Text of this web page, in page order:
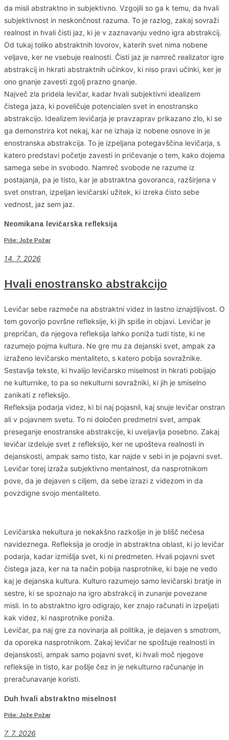
da misli abstraktno in subjektivno. Vzgojili so ga k temu, da hvali
subjektivnost in neskončnost razuma. To je razlog, zakaj sovraži
realnost in hvali čisti jaz, ki je v zaznavanju vedno igra abstrakcij.
Od tukaj toliko abstraktnih lovorov, katerih svet nima nobene
veljave, ker ne vsebuje realnosti. Čisti jaz je namreč realizator igre
abstrakcij in hkrati abstraktnih učinkov, ki niso pravi učinki, ker je
ono gnanje zavesti zgolj prazno gnanje.
Največ zla pridela levičar, kadar hvali subjektivni idealizem
čistega jaza, ki poveličuje potencialen svet in enostransko
abstrakcijo. Idealizem levičarja je pravzaprav prikazano zlo, ki se
ga demonstrira kot nekaj, kar ne izhaja iz nobene osnove in je
enostranska abstrakcija. To je izpeljana potegavščina levičarja, s
katero predstavi početje zavesti in pričevanje o tem, kako dojema
samega sebe in svobodo. Namreč svobode ne razume iz
postajanja, pa je tisto, kar je abstraktna govoranca, razširjena v
svet onstran, izpeljan levičarski užitek, ki izreka čisto sebe
vednost, jaz sem jaz.
Neomikana levičarska refleksija
Piše: Jože Požar
14. 7. 2026
Hvali enostransko abstrakcijo
Levičar sebe razmeče na abstraktni videz in lastno iznajdljivost. O
tem govorijo površne refleksije, ki jih spiše in objavi. Levičar je
prepričan, da njegova refleksija lahko poniža tudi tiste, ki ne
razumejo pojma kultura. Ne gre mu za dejanski svet, ampak za
izraženo levičarsko mentaliteto, s katero pobija sovražnike.
Sestavlja tekste, ki hvalijo levičarsko miselnost in hkrati pobijajo
ne kulturnike, to pa so nekulturni sovražniki, ki jih je smiselno
zanikati z refleksijo.
Refleksija podarja videz, ki bi naj pojasnil, kaj snuje levičar onstran
ali v pojavnem svetu. To ni določen predmetni svet, ampak
preseganje enostranske abstrakcije, ki uveljavlja posebno. Zakaj
levičar izdeluje svet z refleksijo, ker ne upošteva realnosti in
dejanskosti, ampak samo tisto, kar najde v sebi in je pojavni svet.
Levičar torej izraža subjektivno mentalnost, da nasprotnikom
pove, da je dejaven s ciljem, da sebe izrazi z videzom in da
povzdigne svojo mentaliteto.
Levičarska nekultura je nekakšno razkošje in je blišč nečesa
navideznega. Refleksija je orodje in abstraktna oblast, ki jo levičar
podarja, kadar izmišlja svet, ki ni predmeten. Hvali pojavni svet
čistega jaza, ker na ta način pobija nasprotnike, ki baje ne vedo
kaj je dejanska kultura. Kulturo razumejo samo levičarski bratje in
sestre, ki se spoznajo na igro abstrakcij in zunanje povezane
misli. In to abstraktno igro odigrajo, ker znajo računati in izpeljati
kak videz, ki nasprotnike poniža.
Levičar, pa naj gre za novinarja ali politika, je dejaven s smotrom,
da oporeka nasprotnikom. Zakaj levičar ne spoštuje realnosti in
dejanskosti, ampak samo pojavni svet, ki hvali moč njegove
refleksije in tisto, kar pošlje čez in je nekulturno računanje in
preračunavanje koristi.
Duh hvali abstraktno miselnost
Piše: Jože Požar
7. 7. 2026